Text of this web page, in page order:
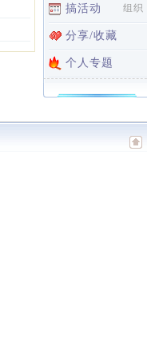
搞活动 组织
分享/收藏
个人专题